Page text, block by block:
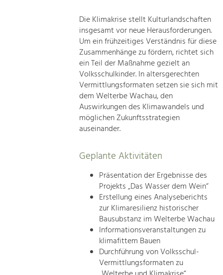
Die Klimakrise stellt Kulturlandschaften
insgesamt vor neue Herausforderungen.
Um ein frühzeitiges Verständnis für diese
Zusammenhänge zu fördern, richtet sich
ein Teil der Maßnahme gezielt an
Volksschulkinder. In altersgerechten
Vermittlungsformaten setzen sie sich mit
dem Welterbe Wachau, den
Auswirkungen des Klimawandels und
möglichen Zukunftsstrategien
auseinander.
Geplante Aktivitäten
Präsentation der Ergebnisse des
Projekts „Das Wasser dem Wein“
Erstellung eines Analyseberichts
zur Klimaresilienz historischer
Bausubstanz im Welterbe Wachau
Informationsveranstaltungen zu
klimafittem Bauen
Durchführung von Volksschul-
Vermittlungsformaten zu